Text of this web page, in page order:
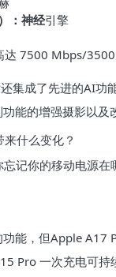
：神经引擎
达 7500 Mbps/
集成了先进的AI功
能的增强摄影以及
记你的移动电源在
能，但Apple A17
Pro 一次充电可持